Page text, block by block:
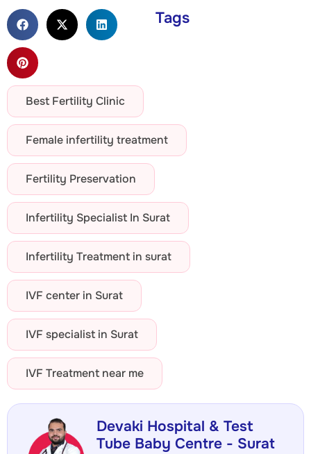
Tags
Best Fertility Clinic
Female infertility treatment
Fertility Preservation
Infertility Specialist In Surat
Infertility Treatment in surat
IVF center in Surat
IVF specialist in Surat
IVF Treatment near me
Devaki Hospital & Test
Tube Baby Centre - Surat